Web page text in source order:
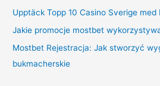
Upptäck Topp 10 Casino Sverige med
Jakie promocje mostbet
Mostbet Rejestracja: Jak stworzyć
bukmacherskie